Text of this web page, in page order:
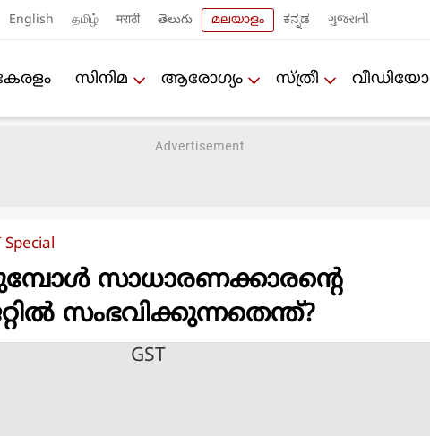
English தமிழ் मराठी తెలుగు മലയാളം ಕನ್ನಡ ગુજરાતી
സിനിമ ആരോഗ്യം സ്ത്രീ വീഡിയോ
Special
സാധാരണക്കാരന്‍റെ
സംഭവിക്കുന്നതെന്ത്?